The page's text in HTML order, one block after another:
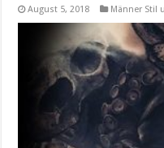
August 5, 2018 Männer Stil